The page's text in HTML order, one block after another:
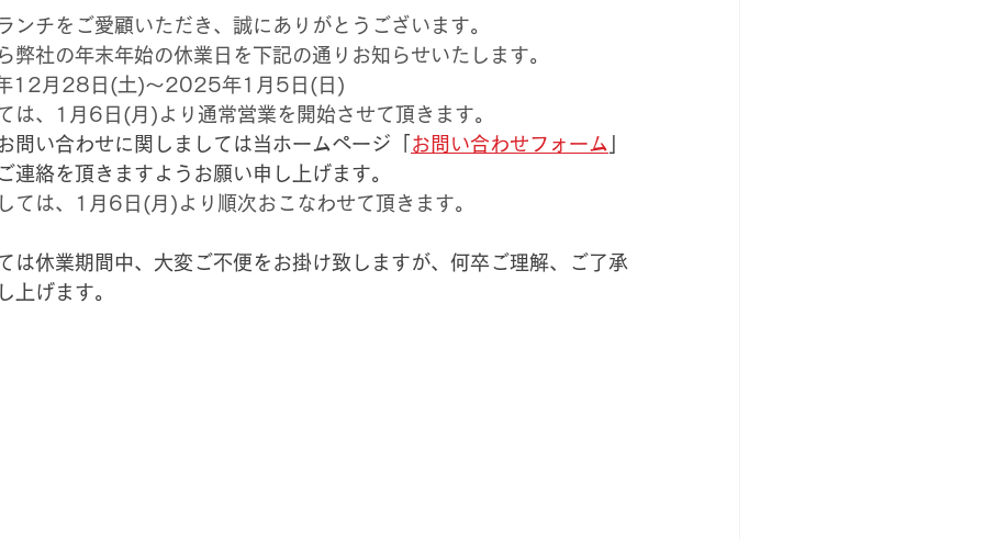
ンチをご愛顧いただき、誠にありがとうございます。
弊社の年末年始の休業日を下記の通りお知らせいたします。
12月28日(土)～2025年1月5日(日)
、1月6日(月)より通常営業を開始させて頂きます。
問い合わせに関しましては当ホームページ「
お問い合わせフォーム
連絡を頂きますようお願い申し上げます。
ては、1月6日(月)より順次おこなわせて頂きます。
は休業期間中、大変ご不便をお掛け致しますが、何卒ご理解、ご了承
上げます。